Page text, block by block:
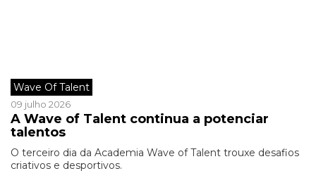
Wave Of Talent
09 julho 2026
A Wave of Talent continua a potenciar
talentos
O terceiro dia da Academia Wave of Talent trouxe desafios
criativos e desportivos.